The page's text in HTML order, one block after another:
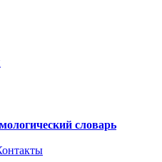
словарь